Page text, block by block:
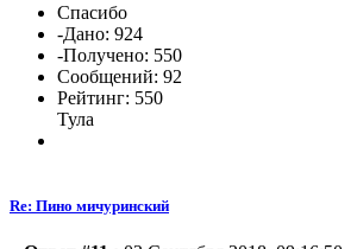
Спасибо
-Дано: 924
-Получено: 550
Сообщений: 92
Рейтинг: 550
Тула
Re: Пино мичуринский